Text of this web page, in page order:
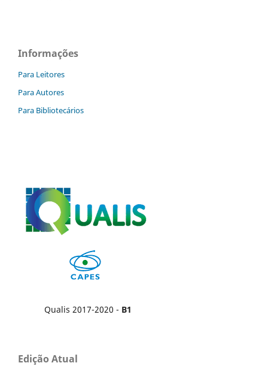
Informações
Para Leitores
Para Autores
Para Bibliotecários
Qualis 2017-2020 - B1
Edição Atual